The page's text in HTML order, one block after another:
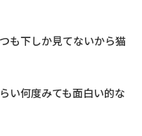
も下しか見てないから猫
い何度みても面白い的な